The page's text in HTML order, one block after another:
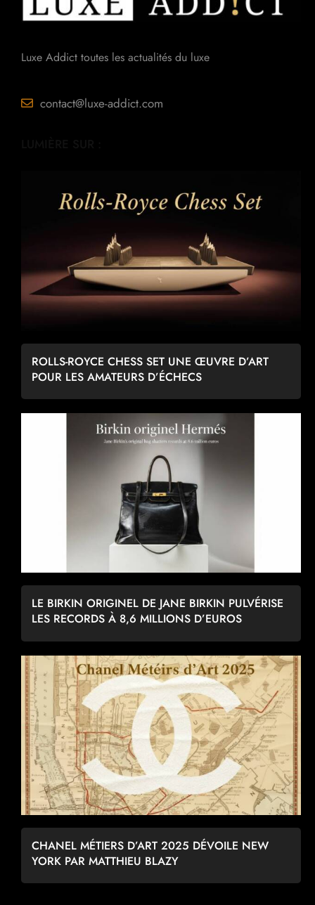
Luxe Addict toutes les actualités du luxe
contact@luxe-addict.com
ROLLS-ROYCE CHESS SET UNE ŒUVRE D’ART
POUR LES AMATEURS D’ÉCHECS
LE BIRKIN ORIGINEL DE JANE BIRKIN PULVÉRISE
LES RECORDS À 8,6 MILLIONS D’EUROS
CHANEL MÉTIERS D’ART 2025 DÉVOILE NEW
YORK PAR MATTHIEU BLAZY